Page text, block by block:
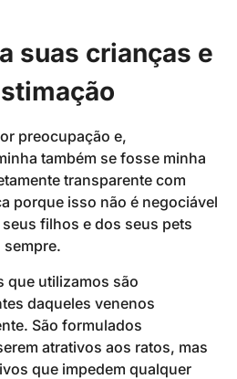
suas crianças e
preocupação e,
também se fosse minha
transparente com
porque isso não é negociável
filhos e dos seus pets
sempre.
que utilizamos são
daqueles venenos
São formulados
atrativos aos ratos, mas
que impedem qualquer